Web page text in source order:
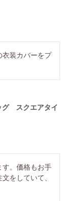
衣装カバーをプ
グ スクエアタイ
す。価格もお手
をしていて、